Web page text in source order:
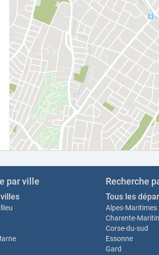
par ville Recherche
Tous les
Alpes-Maritimes
Charente-
Corse-du-sud
Essonne
Gard